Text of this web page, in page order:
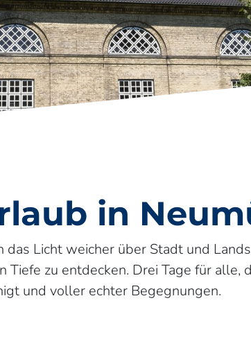
in
Licht weicher über Stadt und
zu entdecken. Drei Tage für
und voller echter Begegnungen.